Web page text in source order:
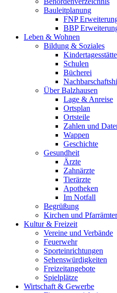
Bauleitplanung
FNP
BBP
Leben & Wohnen
Bildung & Soziales
Kindertagesstätte
Schulen
Bücherei
Über Balzhausen
Lage & Anreise
Ortsplan
Ortsteile
Zahlen und
Wappen
Geschichte
Gesundheit
Ärzte
Zahnärzte
Tierärzte
Apotheken
Im Notfall
Begrüßung
Kirchen und Pfarrämter
Kultur & Freizeit
Vereine und Verbände
Feuerwehr
Sporteinrichtungen
Sehenswürdigkeiten
Freizeitangebote
Spielplätze
Wirtschaft & Gewerbe